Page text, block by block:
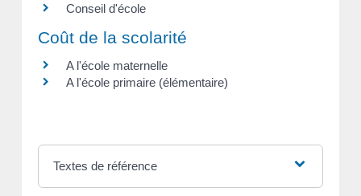
Conseil d'école
Coût de la scolarité
A l'école maternelle
A l'école primaire (élémentaire)
Textes de référence